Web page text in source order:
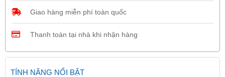
Giao hàng miễn phí toàn quốc
Thanh toán tại nhà khi nhận hàng
TÍNH NĂNG NỔI BẬT